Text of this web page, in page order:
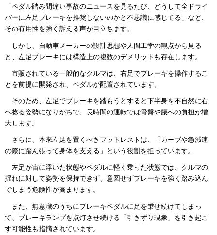
「ペダル踏み間違い事故のニュースを見るたび、どうして全ドライ
バーに左足ブレーキを推奨しないのかと不思議に感じてる」など、
その有用性を強く訴える声が目立ちます。
しかし、自動車メーカーの設計思想や人間工学の観点から見る
と、左足ブレーキには構造上の複数のデメリットも存在します。
市販されている一般的なクルマは、右足でブレーキを操作するこ
とを前提に開発され、ペダルが配置されています。
そのため、左足でブレーキを踏もうとすると下半身を不自然に右
へ捻る姿勢になりがちで、長時間の運転では骨盤や腰への負担が増
大します。
さらに、本来左足を置くべきフットレストは、「カーブや急減速
の際に踏ん張って身体を支える」という役割を担っています。
左足が宙に浮いた状態やペダルに軽く乗った状態では、クルマの
揺れに対して姿勢を保持できず、意図せずブレーキを強く踏み込ん
でしまう危険性が高まります。
また、無意識のうちにブレーキペダルに足を乗せ続けてしまっ
て、ブレーキランプを点灯させ続ける「引きずり現象」を引き起こ
す可能性も指摘されています。